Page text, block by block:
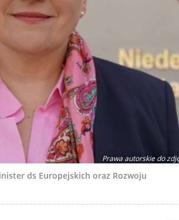
Prawa autorskie do
ds Europejskich oraz Rozwoju